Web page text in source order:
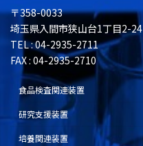
〒358-0033
埼玉県入間市狭山台1丁目2-24
TEL : 04-2935-2711
FAX : 04-2935-2710
食品検査関連装置
研究支援装置
培養関連装置